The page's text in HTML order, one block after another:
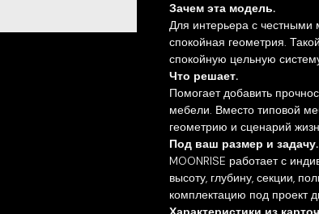
Зачем эта модель.
Для интерьера с
спокойная геометрия.
спокойную цельную
Что решает.
Помогает добавить
мебели. Вместо типовой
геометрию и сценарий
Под ваш размер и задачу.
MOONRISE работает с
высоту, глубину, секции,
комплектацию под проект